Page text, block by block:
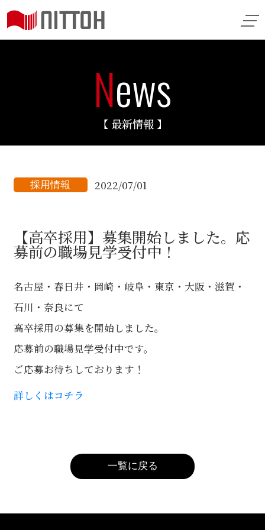
News
【 最新情報 】
採用情報 2022/07/01
【高卒採用】募集開始しました。応
募前の職場見学受付中！
名古屋・春日井・岡崎・岐阜・東京・大阪・滋賀・
石川・奈良にて
高卒採用の募集を開始しました。
応募前の職場見学受付中です。
ご応募お待ちしております！
詳しくはコチラ
一覧に戻る